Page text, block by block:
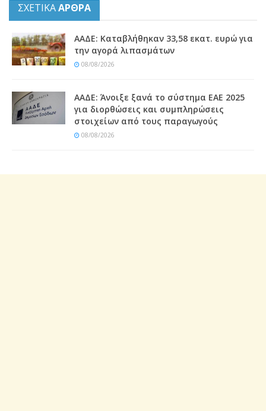
ΣΧΕΤΙΚΑΑΡΘΡΑ
ΑΑΔΕ: Kαταβλήθηκαν 33,58 εκατ. ευρώ για
την αγορά λιπασμάτων
08/08/2026
ΑΑΔΕ: Άνοιξε ξανά το σύστημα ΕΑΕ 2025
για διορθώσεις και συμπληρώσεις
στοιχείων από τους παραγωγούς
08/08/2026